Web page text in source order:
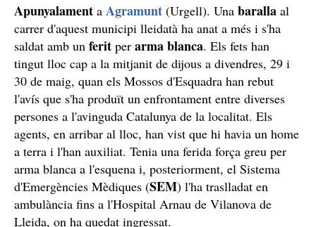
Apunyalament a Agramunt (Urgell). Una baralla al
carrer d'aquest municipi lleidatà ha anat a més i s'ha
saldat amb un ferit per arma blanca. Els fets han
tingut lloc cap a la mitjanit de dijous a divendres, 29 i
30 de maig, quan els Mossos d'Esquadra han rebut
l'avís que s'ha produït un enfrontament entre diverses
persones a l'avinguda Catalunya de la localitat. Els
agents, en arribar al lloc, han vist que hi havia un home
a terra i l'han auxiliat. Tenia una ferida força greu per
arma blanca a l'esquena i, posteriorment, el Sistema
d'Emergències Mèdiques (SEM) l'ha traslladat en
ambulància fins a l'Hospital Arnau de Vilanova de
Lleida, on ha quedat ingressat.